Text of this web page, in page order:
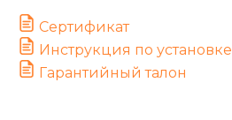
Сертификат
Инструкция по установке
Гарантийный талон